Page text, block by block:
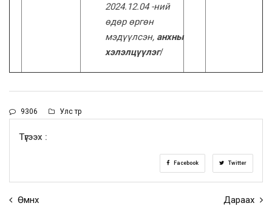
2024.12.04 -ний
өдөр өргөн
мэдүүлсэн, анхны
хэлэлцүүлэг/
9306 Улс төр
Түгээх :
Facebook Twitter
Өмнөх Дараах